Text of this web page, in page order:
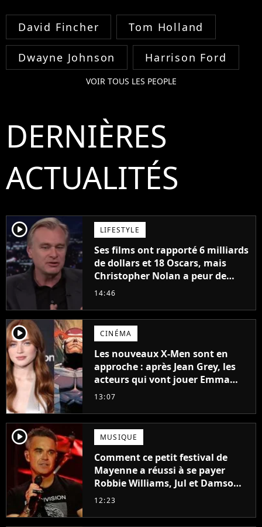
David Fincher Tom Holland
Dwayne Johnson Harrison Ford
VOIR TOUS LES PEOPLE
DERNIÈRES
ACTUALITÉS
player2 LIFESTYLE
Ses films ont rapporté 6 milliards
de dollars et 18 Oscars, mais
Christopher Nolan a peur de
tourner un genre de films très
14:46
player2 CINÉMA
Les nouveaux X-Men sont en
approche : après Jean Grey, les
acteurs qui vont jouer Emma
Frost et Cyclope trouvés !
13:07
player2 MUSIQUE
Comment ce petit festival de
Mayenne a réussi à se payer
Robbie Williams, Jul et Damso
cette année ?
12:23